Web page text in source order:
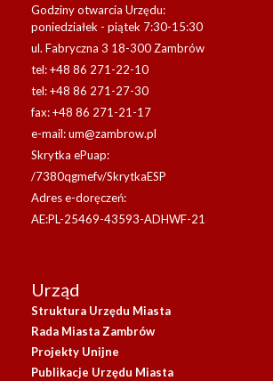
Godziny otwarcia Urzędu:
poniedziałek - piątek 7:30-15:30
ul. Fabryczna 3 18-300 Zambrów
tel: +48 86 271-22-10
tel: +48 86 271-27-30
fax: +48 86 271-21-17
e-mail:um@zambrow.pl
Skrytka ePuap:
/7380qgmefv/SkrytkaESP
Adres e-doręczeń:
AE:PL-25469-43593-ADHWF-21
Urząd
Struktura Urzędu Miasta
Rada Miasta Zambrów
Projekty Unijne
Publikacje Urzędu Miasta